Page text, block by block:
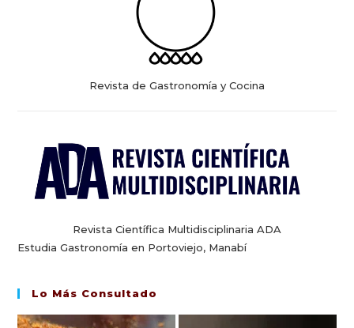
Revista de Gastronomía y Cocina
Revista Científica Multidisciplinaria ADA
Estudia Gastronomía en Portoviejo, Manabí
Lo Más Consultado